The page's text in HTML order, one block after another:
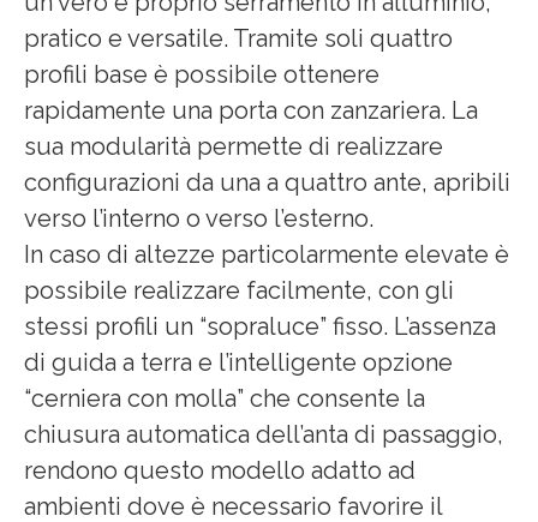
pratico e versatile. Tramite soli quattro
profili base è possibile ottenere
rapidamente una porta con zanzariera. La
sua modularità permette di realizzare
configurazioni da una a quattro ante, apribili
verso l’interno o verso l’esterno.
In caso di altezze particolarmente elevate è
possibile realizzare facilmente, con gli
stessi profili un “sopraluce” fisso. L’assenza
di guida a terra e l’intelligente opzione
“cerniera con molla” che consente la
chiusura automatica dell’anta di passaggio,
rendono questo modello adatto ad
ambienti dove è necessario favorire il